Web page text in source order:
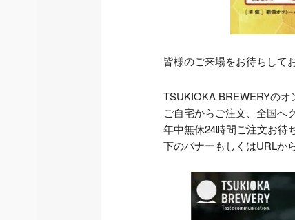
皆様のご来場をお待ちして
TSUKIOKA BREWERYのオ
ご自宅からご注文、全国へ
年中無休24時間ご注文お待
下のバナーもしくはURLか